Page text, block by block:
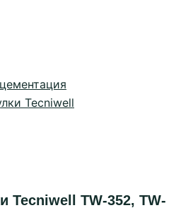
Tecniwell
Tecniwell TW-352, TW-